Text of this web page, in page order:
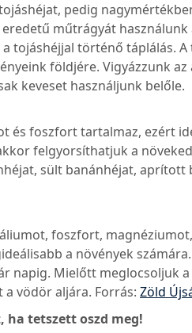
pedig
műtrágyát
tojáshéjjal történő táplálás.
földjére. Vigyázzunk
keveset használjunk belőle.
és foszfort tartalmaz, ezért
felgyorsíthatjuk a
sült banánhéjat, aprított
foszfort,
a növények
napig. Mielőtt meglocsoljuk
vödör aljára. Forrás: Zöld
tetszett oszd meg!